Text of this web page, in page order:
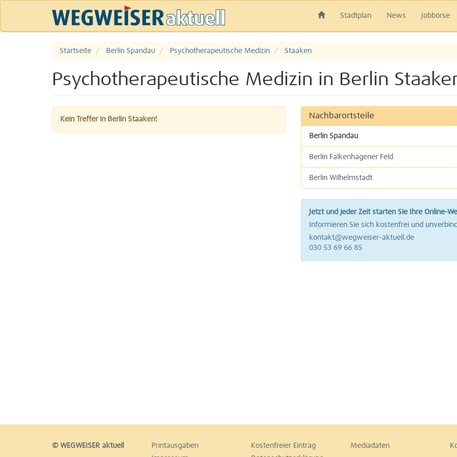
Stadtplan News Jobbörse
Startseite Berlin Spandau Psychotherapeutische Medizin Staaken
Psychotherapeutische Medizin in Berlin
Kein Treffer in Berlin Staaken! Nachbarortsteile
Berlin Spandau
Berlin Falkenhagener Feld
Berlin Wilhelmstadt
Jetzt und jeder Zeit starten Sie Ihre Online-
Informieren Sie sich kostenfrei und
kontakt@wegweiser-aktuell.de
030 53 69 66 85
© WEGWEISER aktuell Printausgaben Kostenfreier Eintrag Mediadaten